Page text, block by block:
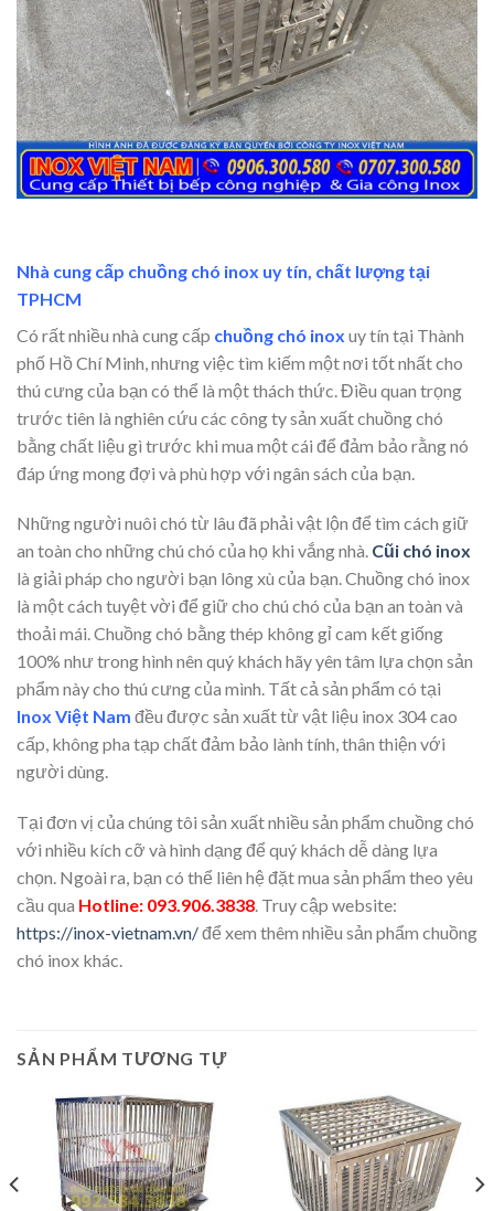
Nhà cung cấp chuồng chó inox uy tín, chất lượng tại
TPHCM
Có rất nhiều nhà cung cấp chuồng chó inox uy tín tại Thành
phố Hồ Chí Minh, nhưng việc tìm kiếm một nơi tốt nhất cho
thú cưng của bạn có thể là một thách thức. Điều quan trọng
trước tiên là nghiên cứu các công ty sản xuất chuồng chó
bằng chất liệu gì trước khi mua một cái để đảm bảo rằng nó
đáp ứng mong đợi và phù hợp với ngân sách của bạn.
Những người nuôi chó từ lâu đã phải vật lộn để tìm cách giữ
an toàn cho những chú chó của họ khi vắng nhà. Cũi chó inox
là giải pháp cho người bạn lông xù của bạn. Chuồng chó inox
là một cách tuyệt vời để giữ cho chú chó của bạn an toàn và
thoải mái. Chuồng chó bằng thép không gỉ cam kết giống
100% như trong hình nên quý khách hãy yên tâm lựa chọn sản
phẩm này cho thú cưng của mình. Tất cả sản phẩm có tại
Inox Việt Nam đều được sản xuất từ vật liệu inox 304 cao
cấp, không pha tạp chất đảm bảo lành tính, thân thiện với
người dùng.
Tại đơn vị của chúng tôi sản xuất nhiều sản phẩm chuồng chó
với nhiều kích cỡ và hình dạng để quý khách dễ dàng lựa
chọn. Ngoài ra, bạn có thể liên hệ đặt mua sản phẩm theo yêu
cầu qua Hotline: 093.906.3838. Truy cập website:
https://inox-vietnam.vn/để xem thêm nhiều sản phẩm chuồng
chó inox khác.
SẢN PHẨM TƯƠNG TỰ